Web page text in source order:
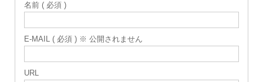
名前 ( 必須 )
E-MAIL ( 必須 ) ※ 公開されません
URL